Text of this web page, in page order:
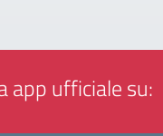
app ufficiale su: